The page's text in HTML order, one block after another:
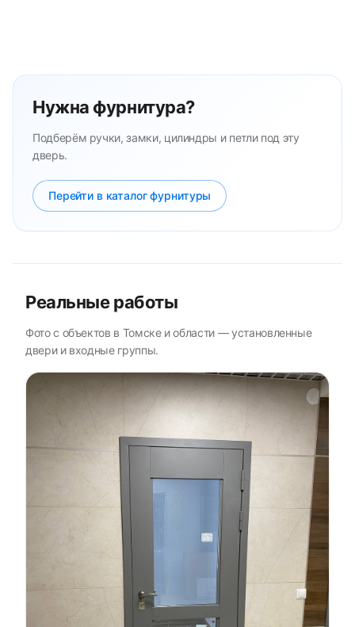
Нужна фурнитура?
Подберём ручки, замки, цилиндры и петли под эту
дверь.
Перейти в каталог фурнитуры
Реальные работы
Фото с объектов в Томске и области — установленные
двери и входные группы.